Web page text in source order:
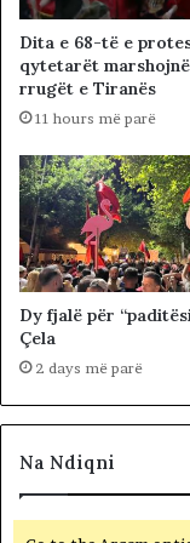
Dita e 68-të e
qytetarët
rrugët e Tiranës
11 hours më parë
Dy fjalë për
Çela
2 days më parë
Na Ndiqni